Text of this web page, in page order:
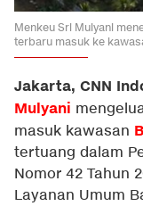
Menkeu Sri Mulyani
terbaru masuk ke
Jakarta, CNN
Mulyani
masuk kawasan
tertuang dalam
Nomor 42 Tahun
Layanan Umum